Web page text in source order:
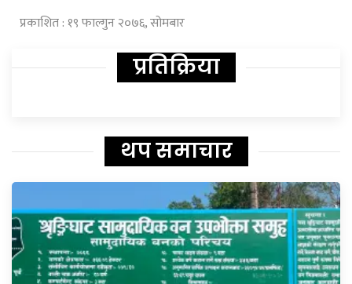
प्रकाशित : १९ फाल्गुन २०७६, सोमबार
प्रतिक्रिया
थप समाचार